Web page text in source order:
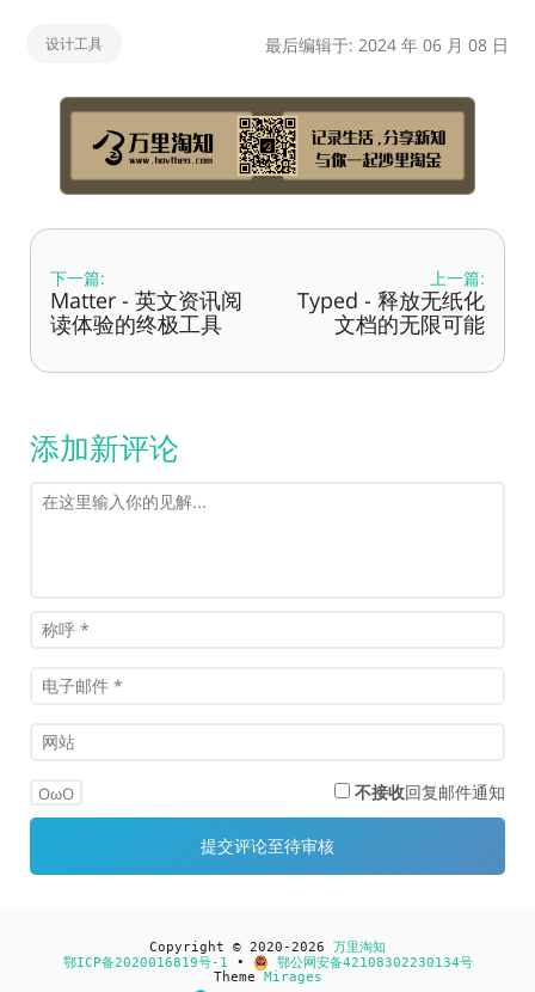
设计工具 最后编辑于: 2024 年 06 月 08 日
下一篇:
Matter - 英文资讯阅
读体验的终极工具
上一篇:
Typed - 释放无纸化
文档的无限可能
添加新评论
OωO 不接收回复邮件通知
Copyright © 2020-2026 万里淘知
鄂ICP备2020016819号-1 •
鄂公网安备42108302230134号
Theme Mirages